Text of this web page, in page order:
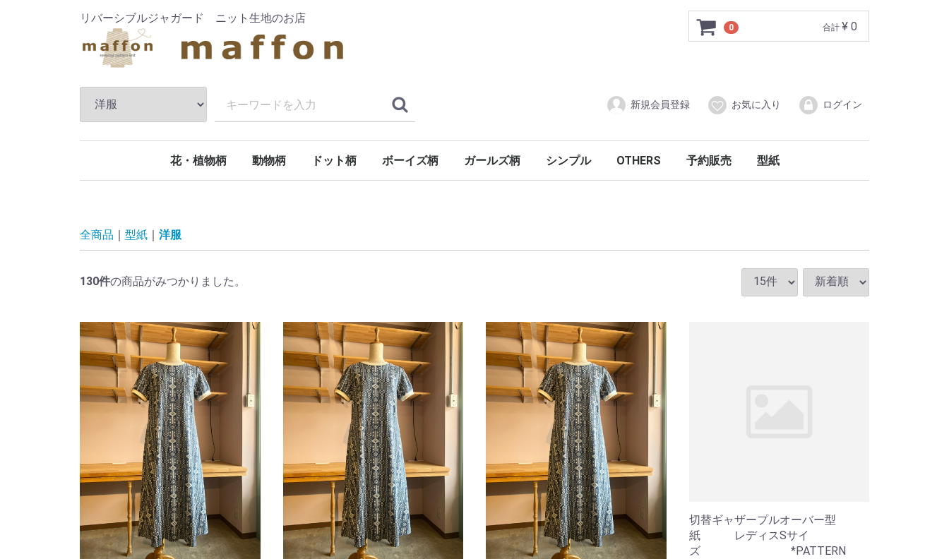
リバーシブルジャガード ニット生地のお店
0 合計 ¥ 0
新規会員登録 お気に入り ログイン
花・植物柄 動物柄 ドット柄 ボーイズ柄 ガールズ柄 シンプル OTHERS 予約販売 型紙
全商品 型紙 洋服
130件の商品がみつかりました。
切替ギャザープルオーバー型
紙 レディスSサイ
ズ *PATTERN